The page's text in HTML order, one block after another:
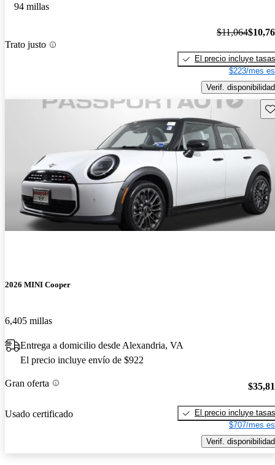
94 millas
Trato justo
$11,064
El precio incluye tasas
$223/mes
Verif. disponibilidad
2026 MINI Cooper
6,405 millas
Entrega a domicilio desde Alexandria, VA
El precio incluye envío de $922
Gran oferta
Usado certificado
El precio incluye tasas
$707/mes
Verif. disponibilidad